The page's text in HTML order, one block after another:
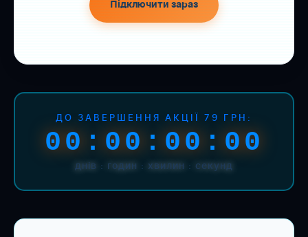
Підключити зараз
ДО ЗАВЕРШЕННЯ АКЦІЇ 79 ГРН:
00:00:00:00
днів : годин : хвилин : секунд